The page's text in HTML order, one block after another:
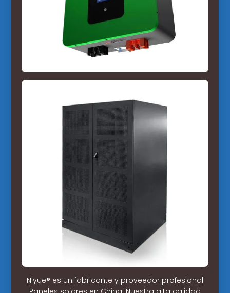
Niyue® es un fabricante y proveedor profesional